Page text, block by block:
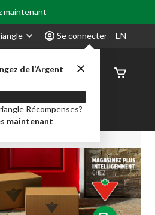
maintenant
Se connecter
de l’Argent
Récompenses?
maintenant
EN
État de
Centre-auto